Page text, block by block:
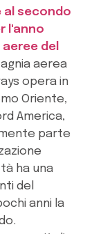
al secondo
l'anno
del
aerea
opera in
Oriente,
America,
parte
ha una
del
anni la